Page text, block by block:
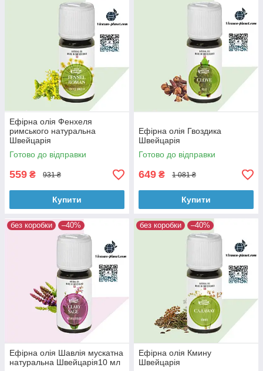
Ефірна олія Фенхеля
римського натуральна
Швейцарія
Готово до відправки
559 ₴ 931 ₴
Купити
Ефірна олія Гвоздика
Швейцарія
Готово до відправки
649 ₴ 1 081 ₴
Купити
без коробки –40%
Ефірна олія Шавлія мускатна
натуральна Швейцарія10 мл
без коробки –40%
Ефірна олія Кмину
Швейцарія